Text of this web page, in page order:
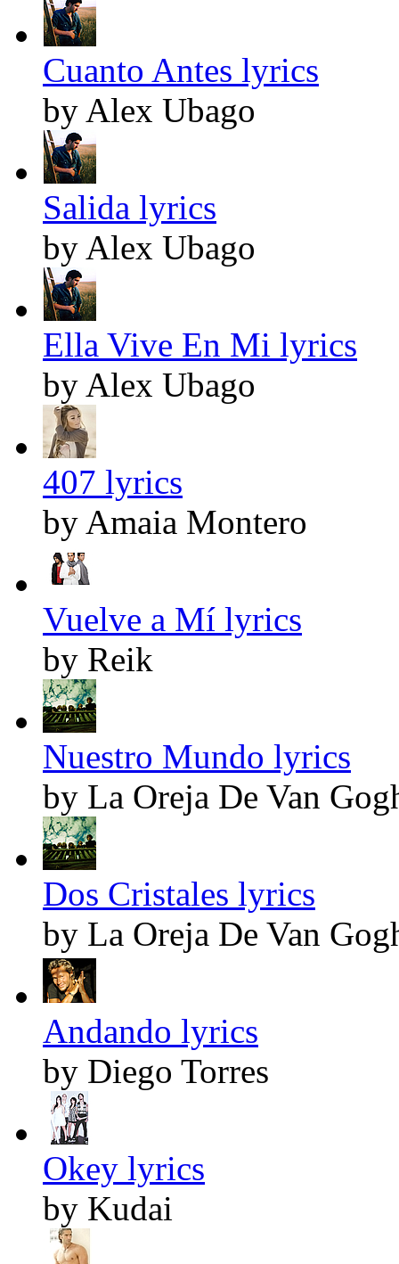
Cuanto Antes lyrics
by Alex Ubago
Salida lyrics
by Alex Ubago
Ella Vive En Mi lyrics
by Alex Ubago
407 lyrics
by Amaia Montero
Vuelve a Mí lyrics
by Reik
Nuestro Mundo lyrics
by La Oreja De Van
Dos Cristales lyrics
by La Oreja De Van
Andando lyrics
by Diego Torres
Okey lyrics
by Kudai